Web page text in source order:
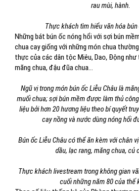
rau mùi, hành.
Thực khách tìm hiểu văn hóa bún
Những bát bún ốc nóng hổi với sợi bún
chua cay giống với những món chua
thực của các dân tộc Miêu, Dao, Động như
măng chua, đậu đũa chua...
Ngũ vị trong món bún ốc Liễu Châu là
muối chua; sợi bún mềm được làm thủ
liệu bởi hơn 20 hương liệu theo bí quyết
cay nồng và nước dùng nóng hổi
Bún ốc Liễu Châu có thể ăn kèm với chân
dầu, lạc rang, măng chua, củ
Thực khách livestream trong không gian
cuối những năm 80 của thế